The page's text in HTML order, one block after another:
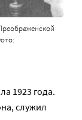
1923 года.
служил